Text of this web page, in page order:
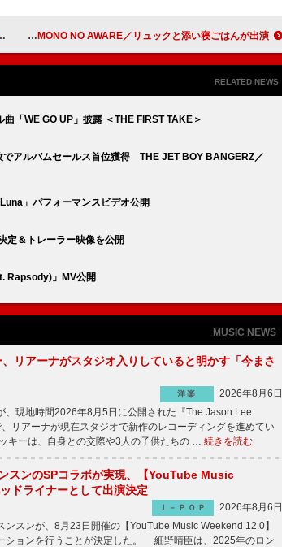
ハク。の対バンツアー、ズーカラデル／MONO NO AWARE／リュックと添い寝ごはんが出演
RELATED NEWS
「WE GO UP」披露 ＜THE FIRST TAKE＞
でアルバムセールス首位獲得 THE JET BOY BANGERZ／
」パフォーマンスビデオ公開
定＆トレーラー映像を公開
Rapsody)」MV公開
MUSIC NEWS
リアーナがスタジオ入りしていると明かす「今まさ
洋楽
2026年8月6日
現地時間2026年8月5日に公開された『The Jason Lee
リアーナが現在スタジオで新作のレコーディングを進めてい
ーは、自身との交際や3人の子供たちの … 続きを読む
スンのSPコラボが実現、【YouTube Music
ドライナーとして出演決定
Ｊ－ＰＯＰ
2026年8月6日
スンが、8月23日開催の【YouTube Music Weekend 12.0】
ションを行うことが決定した。 細野晴臣は、2025年のロン